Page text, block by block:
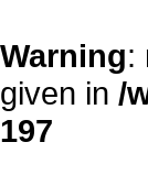
Warning:
given in /
197